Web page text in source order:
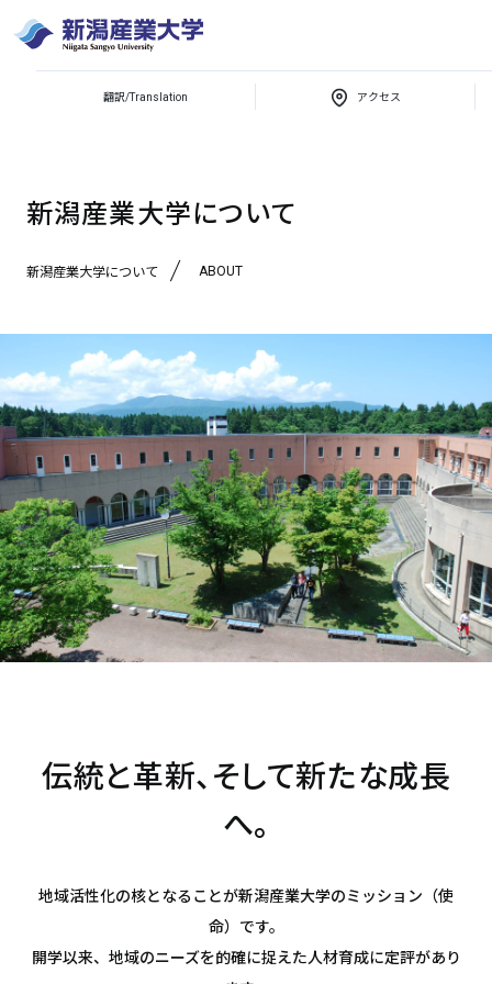
翻訳/Translation アクセス
新潟産業大学 新潟産業大学について
新潟産業大学について
新潟産業大学について ABOUT
伝統と革新、そして新たな成長
へ。
地域活性化の核となることが新潟産業大学のミッション（使
命）です。
開学以来、地域のニーズを的確に捉えた人材育成に定評があり